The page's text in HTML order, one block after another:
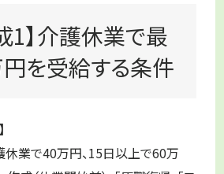
1】介護休業で最
を受給する条件
業で40万円、15日以上で60万